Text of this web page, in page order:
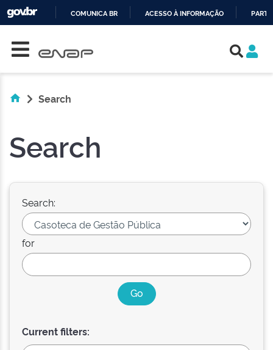
COMUNICA BR ACESSO À INFORMAÇÃO
Search
Search
Search:
for
Current filters: